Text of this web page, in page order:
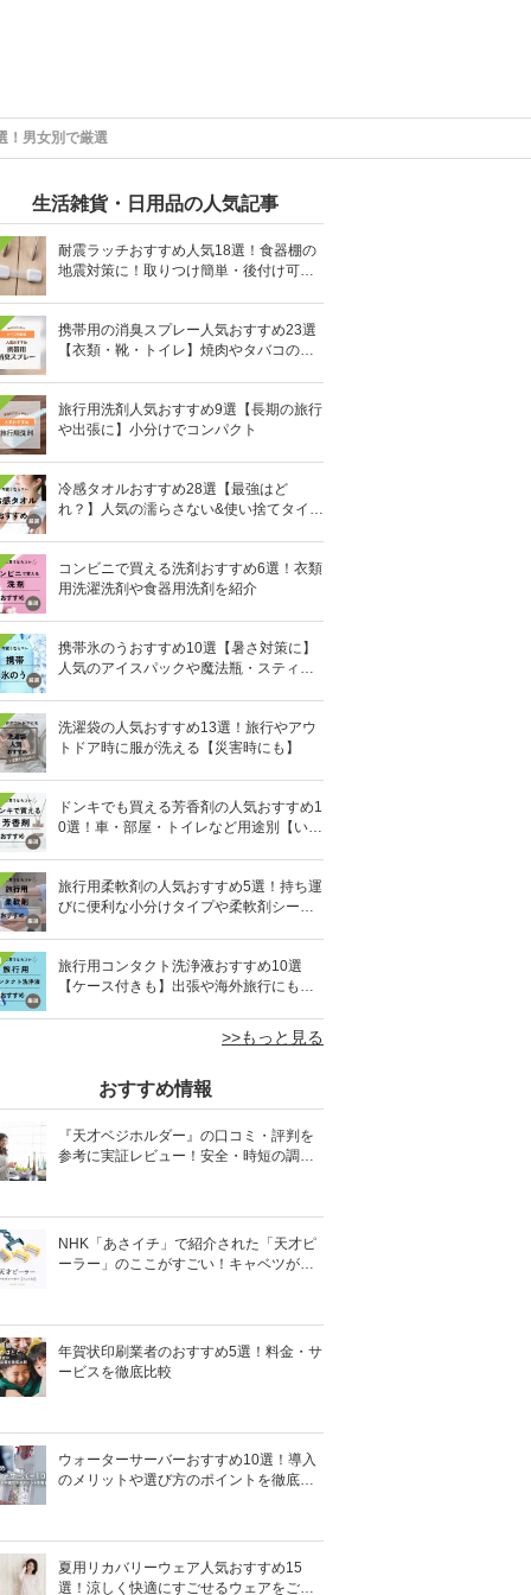
！男女別で厳選
生活雑貨・日用品の人気記事
耐震ラッチおすすめ人気18選！食器棚の
地震対策に！取りつけ簡単・後付け可能
携帯用の消臭スプレー人気おすすめ23選
【衣類・靴・トイレ】焼肉やタバコのニ
旅行用洗剤人気おすすめ9選【長期の旅行
や出張に】小分けでコンパクト
冷感タオルおすすめ28選【最強はど
れ？】人気の濡らさない&使い捨てタイプ
コンビニで買える洗剤おすすめ6選！衣類
用洗濯洗剤や食器用洗剤を紹介
携帯氷のうおすすめ10選【暑さ対策に】
人気のアイスパックや魔法瓶・スティッ
洗濯袋の人気おすすめ13選！旅行やアウ
トドア時に服が洗える【災害時にも】
ドンキでも買える芳香剤の人気おすすめ1
0選！車・部屋・トイレなど用途別【いい
旅行用柔軟剤の人気おすすめ5選！持ち運
びに便利な小分けタイプや柔軟剤シート
旅行用コンタクト洗浄液おすすめ10選
【ケース付きも】出張や海外旅行にも便
>>もっと見る
おすすめ情報
『天才ベジホルダー』の口コミ・評判を
参考に実証レビュー！安全・時短の調理
NHK「あさイチ」で紹介された「天才ピ
ーラー」のここがすごい！キャベツがほ
年賀状印刷業者のおすすめ5選！料金・サ
ービスを徹底比較
ウォーターサーバーおすすめ10選！導入
のメリットや選び方のポイントを徹底解
夏用リカバリーウェア人気おすすめ15
選！涼しく快適にすごせるウェアをご紹